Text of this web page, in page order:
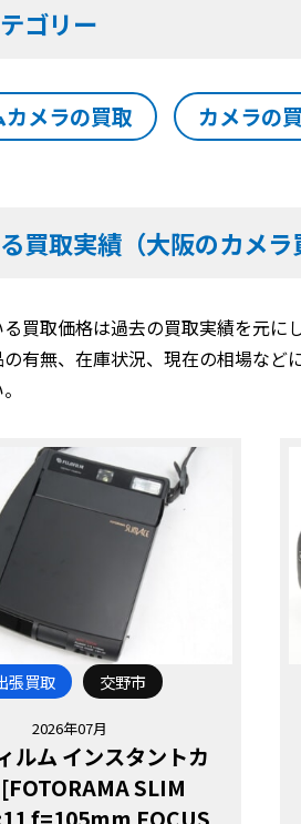
ゴリー
カメラの買取 カメラの
買取実績（大阪のカメラ
買取価格は過去の買取実績を元に
有無、在庫状況、現在の相場な
張買取 交野市
2026年07月
ルム インスタントカ
SLIM